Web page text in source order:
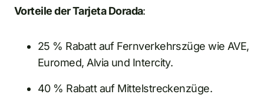
Vorteile der Tarjeta Dorada:
25 % Rabatt auf Fernverkehrszüge wie AVE,
Euromed, Alvia und Intercity.
40 % Rabatt auf Mittelstreckenzüge.